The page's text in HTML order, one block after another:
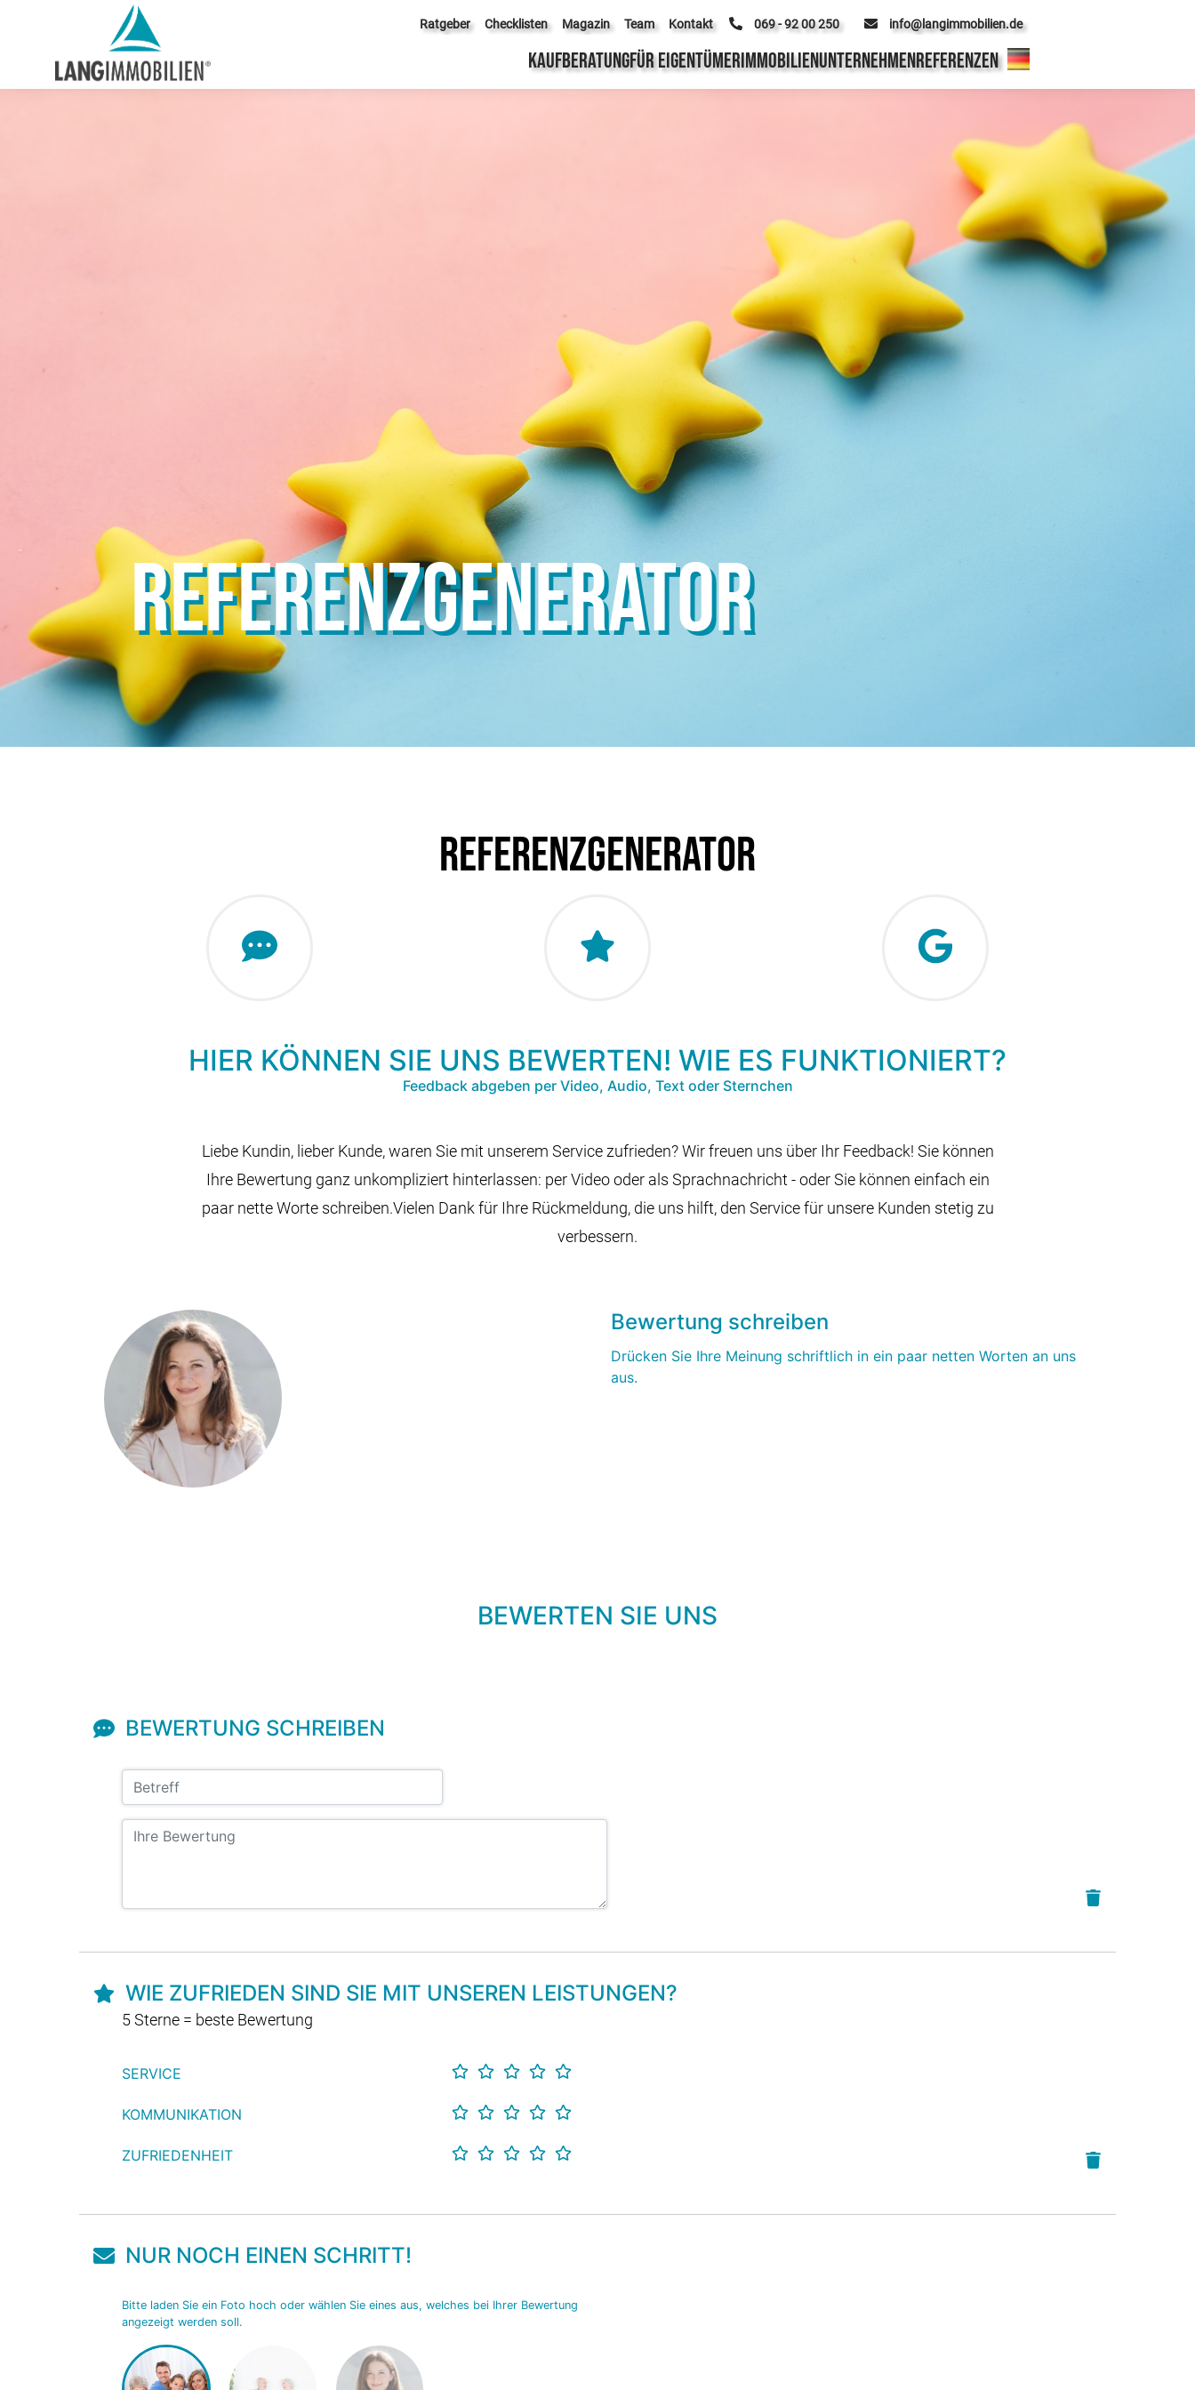
Ratgeber Checklisten Magazin Team Kontakt 069 - 92 00 250 info@langimmobilien.de
KAUFBERATUNGFÜR EIGENTÜMERIMMOBILIENUNTERNEHMENREFERENZEN
REFERENZGENERATOR
Referenzgenerator
HIER KÖNNEN SIE UNS BEWERTEN! WIE ES FUNKTIONIERT?
Feedback abgeben per Video, Audio, Text oder Sternchen
Liebe Kundin, lieber Kunde, waren Sie mit unserem Service zufrieden? Wir freuen uns über Ihr Feedback! Sie können
Ihre Bewertung ganz unkompliziert hinterlassen: per Video oder als Sprachnachricht - oder Sie können einfach ein
paar nette Worte schreiben.Vielen Dank für Ihre Rückmeldung, die uns hilft, den Service für unsere Kunden stetig zu
verbessern.
Bewertung schreiben
Drücken Sie Ihre Meinung schriftlich in ein paar netten Worten an uns
aus.
BEWERTEN SIE UNS
BEWERTUNG SCHREIBEN
WIE ZUFRIEDEN SIND SIE MIT UNSEREN LEISTUNGEN?
5 Sterne = beste Bewertung
SERVICE
KOMMUNIKATION
ZUFRIEDENHEIT
NUR NOCH EINEN SCHRITT!
Bitte laden Sie ein Foto hoch oder wählen Sie eines aus, welches bei Ihrer Bewertung
angezeigt werden soll.